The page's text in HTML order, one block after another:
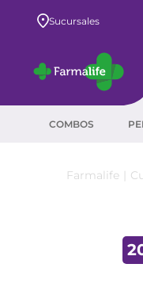
Sucursales
COMBOS